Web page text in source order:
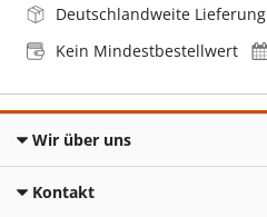
Deutschlandweite Lieferung
Kein Mindestbestellwert
Wir über uns
Kontakt